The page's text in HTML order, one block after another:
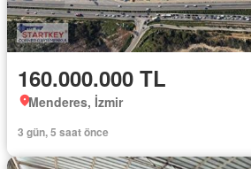
160.000.000 TL
Menderes, İzmir
3 gün, 5 saat önce